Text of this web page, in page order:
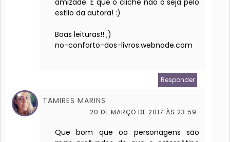
amizade. E que o cliché não o seja pelo
estilo da autora! :)
Boas leituras!! ;)
no-conforto-dos-livros.webnode.com
Responder
TAMIRES MARINS
20 DE MARÇO DE 2017 ÀS 23:59
Que bom que oa personagens são